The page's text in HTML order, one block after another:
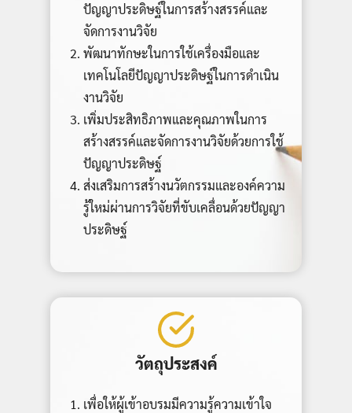
ปัญญาประดิษฐ์ในการสร้างสรรค์และ
จัดการงานวิจัย
พัฒนาทักษะในการใช้เครื่องมือและ
เทคโนโลยีปัญญาประดิษฐ์ในการดำเนิน
งานวิจัย
เพิ่มประสิทธิภาพและคุณภาพในการ
สร้างสรรค์และจัดการงานวิจัยด้วยการใช้
ปัญญาประดิษฐ์
ส่งเสริมการสร้างนวัตกรรมและองค์ความ
รู้ใหม่ผ่านการวิจัยที่ขับเคลื่อนด้วยปัญญา
ประดิษฐ์
วัตถุประสงค์
เพื่อให้ผู้เข้าอบรมมีความรู้ความเข้าใจ